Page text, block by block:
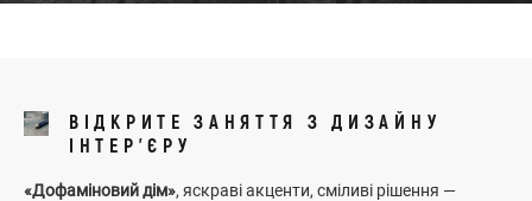
ВІДКРИТЕ ЗАНЯТТЯ З ДИЗАЙНУ
ІНТЕР'ЄРУ
«Дофаміновий дім», яскраві акценти, сміливі рішення —